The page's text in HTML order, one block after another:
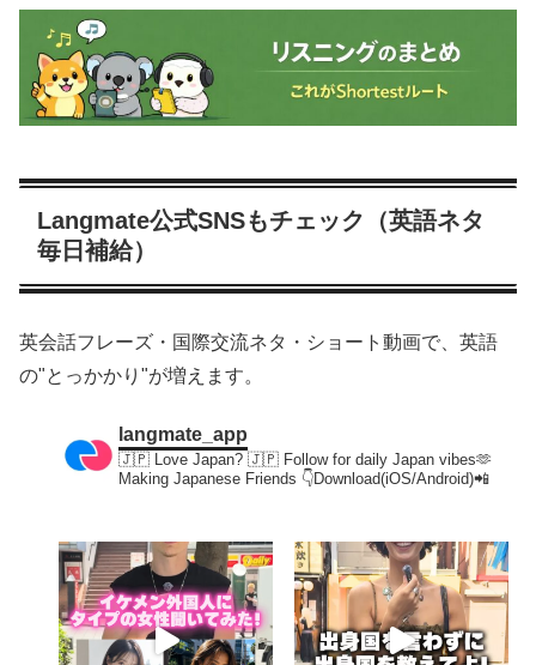
Langmate公式SNSもチェック（英語ネタ
毎日補給）
英会話フレーズ・国際交流ネタ・ショート動画で、英語
の"とっかかり"が増えます。
langmate_app
🇯🇵 Love Japan? 🇯🇵 Follow for daily Japan vibes🫶
Making Japanese Friends 👇Download(iOS/Android)📲